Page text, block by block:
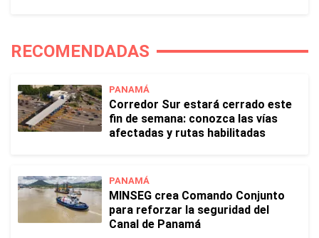
RECOMENDADAS
PANAMÁ
Corredor Sur estará cerrado este
fin de semana: conozca las vías
afectadas y rutas habilitadas
PANAMÁ
MINSEG crea Comando Conjunto
para reforzar la seguridad del
Canal de Panamá